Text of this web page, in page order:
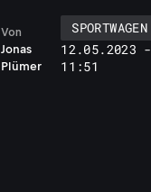
Jonas
Plümer
Von
SPORTWAGEN
12.05.2023 -
11:51